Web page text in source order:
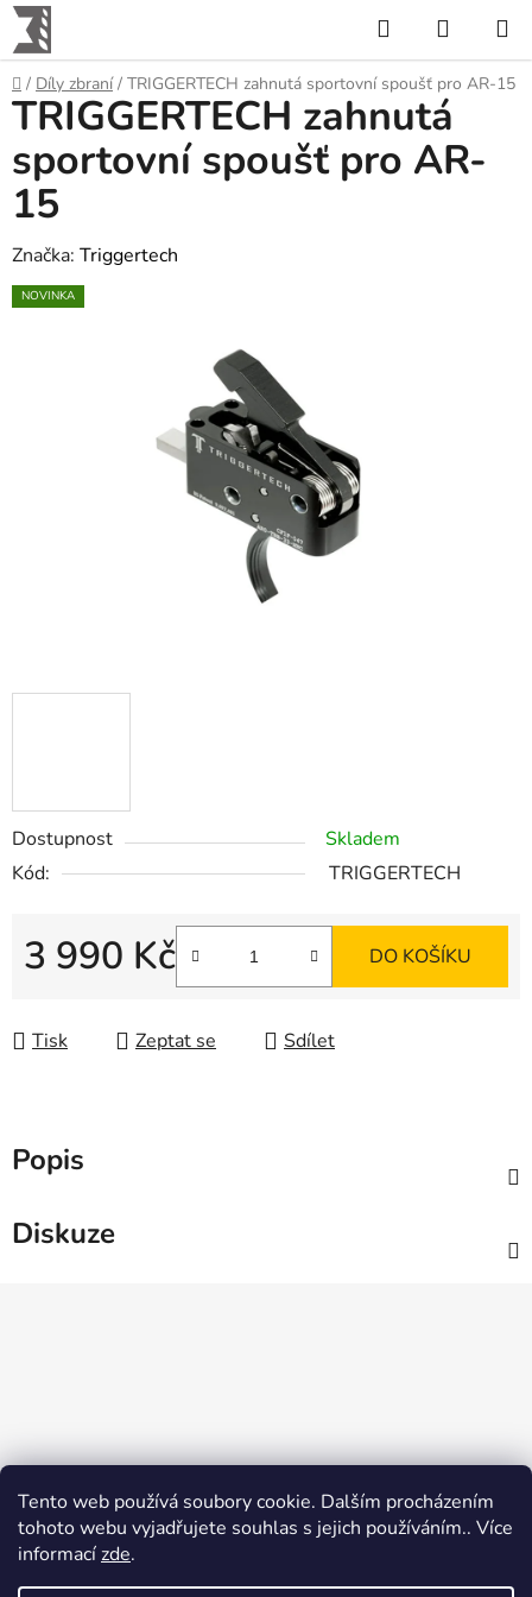
Tento web používá soubory cookie. Dalším procházením
tohoto webu vyjadřujete souhlas s jejich používáním.. Více
informacízde.
Přejít
na
obsah
Hledat
KOŠÍK
Domů
/ Díly zbraní / TRIGGERTECH zahnutá sportovní spoušť pro AR-15
Dostupnost
Skladem
Kód:
TRIGGERTECH
3 990 Kč DO KOŠÍKU
Tisk Zeptat se Sdílet
TRIGGERTECH zahnutá
sportovní spoušť pro AR-
15
Značka: Triggertech
NOVINKA
Popis
Diskuze
í